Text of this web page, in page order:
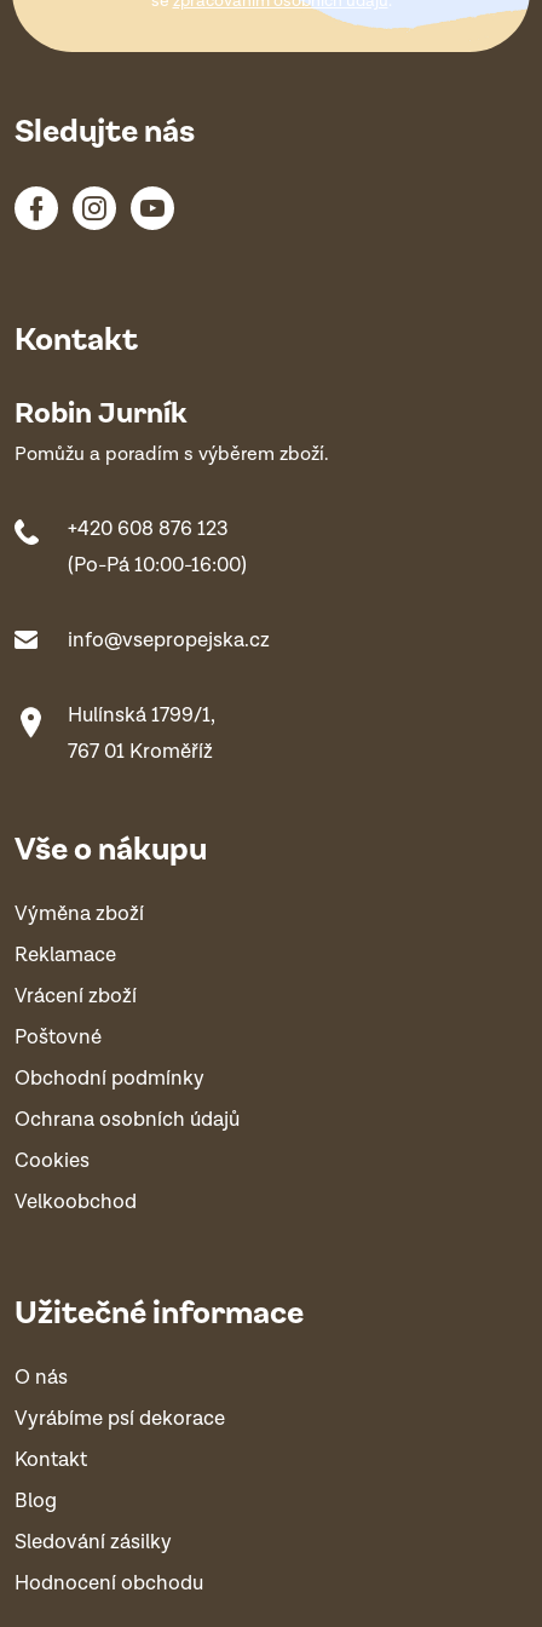
Kontakt
Robin Jurník
Pomůžu a poradím s výběrem zboží.
+420 608 876 123
(Po-Pá 10:00-16:00)
info@vsepropejska.cz
Hulínská 1799/1,
767 01 Kroměříž
Vše o nákupu
Výměna zboží
Reklamace
Vrácení zboží
Poštovné
Obchodní podmínky
Ochrana osobních údajů
Cookies
Velkoobchod
Užitečné informace
O nás
Vyrábíme psí dekorace
Kontakt
Blog
Sledování zásilky
Hodnocení obchodu
Sledujte nás